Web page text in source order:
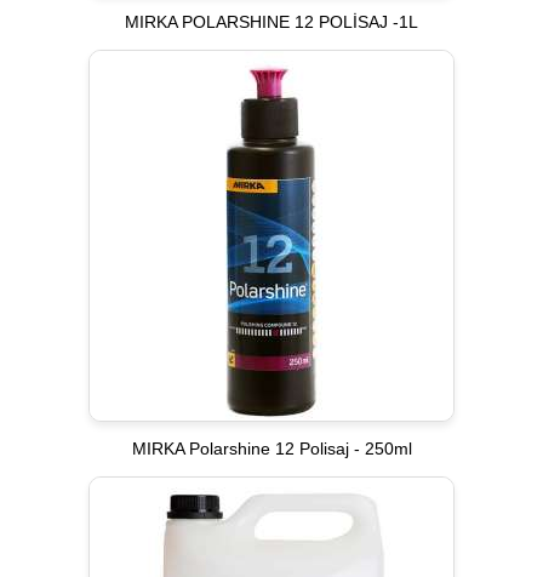
MIRKA POLARSHINE 12 POLİSAJ -1L
MIRKA Polarshine 12 Polisaj - 250ml